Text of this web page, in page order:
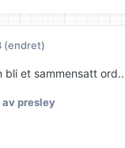
(endret)
et sammensatt
av presley